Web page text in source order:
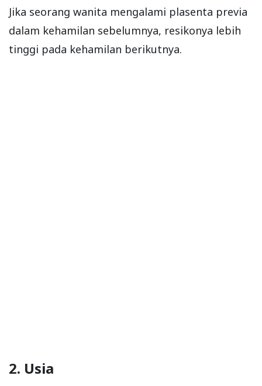
Jika seorang wanita mengalami plasenta previa
dalam kehamilan sebelumnya, resikonya lebih
tinggi pada kehamilan berikutnya.
2. Usia